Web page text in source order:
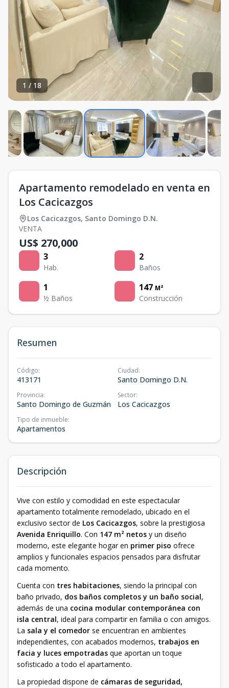
1 / 18
Apartamento remodelado en venta en
Los Cacicazgos
Los Cacicazgos, Santo Domingo D.N.
VENTA
US$ 270,000
3
Hab.
2
Baños
1
½ Baños
147 M²
Construcción
Resumen
Código:
413171
Ciudad:
Santo Domingo D.N.
Provincia:
Santo Domingo de Guzmán
Sector:
Los Cacicazgos
Tipo de inmueble:
Apartamentos
Descripción
Vive con estilo y comodidad en este espectacular
apartamento totalmente remodelado, ubicado en el
exclusivo sector de Los Cacicazgos, sobre la prestigiosa
Avenida Enriquillo. Con 147 m² netos y un diseño
moderno, este elegante hogar en primer piso ofrece
amplios y funcionales espacios pensados para disfrutar
cada momento.
Cuenta con tres habitaciones, siendo la principal con
baño privado, dos baños completos y un baño social,
además de una cocina modular contemporánea con
isla central, ideal para compartir en familia o con amigos.
La sala y el comedor se encuentran en ambientes
independientes, con acabados modernos, trabajos en
facia y luces empotradas que aportan un toque
sofisticado a todo el apartamento.
La propiedad dispone de cámaras de seguridad,